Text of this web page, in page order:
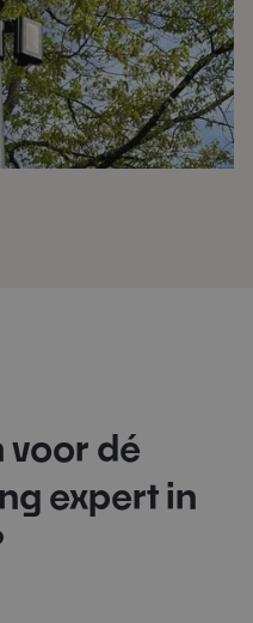
voor dé
expert in